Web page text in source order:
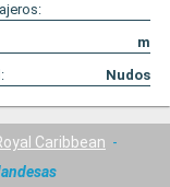
m
Nudos
Caribbean